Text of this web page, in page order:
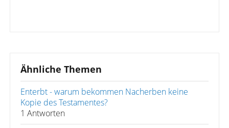
Ähnliche Themen
Enterbt - warum bekommen Nacherben keine
Kopie des Testamentes?
1 Antworten